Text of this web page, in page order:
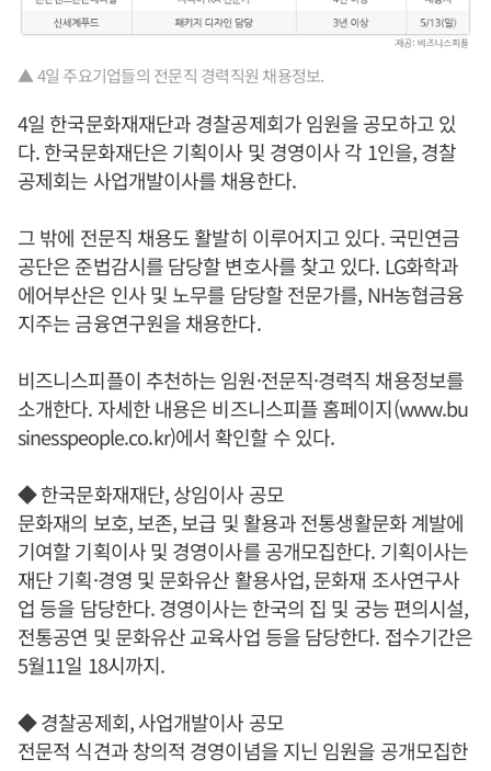
▲ 4일 주요기업들의 전문직 경력직원 채용정보.
4일 한국문화재재단과 경찰공제회가 임원을 공모하고 있
다. 한국문화재단은 기획이사 및 경영이사 각 1인을, 경찰
공제회는 사업개발이사를 채용한다.
그 밖에 전문직 채용도 활발히 이루어지고 있다. 국민연금
공단은 준법감시를 담당할 변호사를 찾고 있다. LG화학과
에어부산은 인사 및 노무를 담당할 전문가를, NH농협금융
지주는 금융연구원을 채용한다.
비즈니스피플이 추천하는 임원·전문직·경력직 채용정보를
소개한다. 자세한 내용은 비즈니스피플 홈페이지(www.bu
sinesspeople.co.kr)에서 확인할 수 있다.
◆ 한국문화재재단, 상임이사 공모
문화재의 보호, 보존, 보급 및 활용과 전통생활문화 계발에
기여할 기획이사 및 경영이사를 공개모집한다. 기획이사는
재단 기획·경영 및 문화유산 활용사업, 문화재 조사연구사
업 등을 담당한다. 경영이사는 한국의 집 및 궁능 편의시설,
전통공연 및 문화유산 교육사업 등을 담당한다. 접수기간은
5월11일 18시까지.
◆ 경찰공제회, 사업개발이사 공모
전문적 식견과 창의적 경영이념을 지닌 임원을 공개모집한